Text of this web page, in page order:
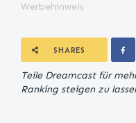
Werbehinweis
SHARES
Teile Dreamcast für
Ranking steigen zu